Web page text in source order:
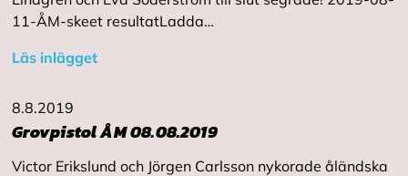
11-ÅM-skeet resultatLadda…
Läs inlägget
8.8.2019
Grovpistol ÅM 08.08.2019
Victor Erikslund och Jörgen Carlsson nykorade åländska